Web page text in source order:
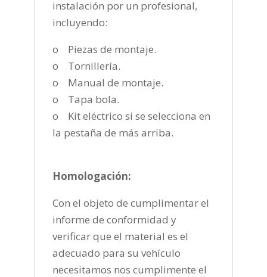
instalación por un profesional,
incluyendo:
o Piezas de montaje.
o Tornillería.
o Manual de montaje.
o Tapa bola.
o Kit eléctrico si se selecciona en
la pestaña de más arriba.
Homologación:
Con el objeto de cumplimentar el
informe de conformidad y
verificar que el material es el
adecuado para su vehículo
necesitamos nos cumplimente el